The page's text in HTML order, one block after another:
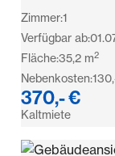
Zimmer:1
Verfügbar ab:
Fläche:35,2 m2
Nebenkosten:
370,- €
Kaltmiete